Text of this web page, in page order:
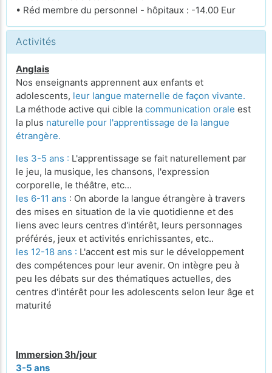
• Réd membre du personnel - hôpitaux : -14.00 Eur
Activités
Anglais
Nos enseignants apprennent aux enfants et
adolescents, leur langue maternelle de façon vivante.
La méthode active qui cible la communication orale est
la plus naturelle pour l'apprentissage de la langue
étrangère.
les 3-5 ans : L'apprentissage se fait naturellement par
le jeu, la musique, les chansons, l'expression
corporelle, le théâtre, etc...
les 6-11 ans : On aborde la langue étrangère à travers
des mises en situation de la vie quotidienne et des
liens avec leurs centres d'intérêt, leurs personnages
préférés, jeux et activités enrichissantes, etc..
les 12-18 ans : L'accent est mis sur le développement
des compétences pour leur avenir. On intègre peu à
peu les débats sur des thématiques actuelles, des
centres d'intérêt pour les adolescents selon leur âge et
maturité
Immersion 3h/jour
3-5 ans